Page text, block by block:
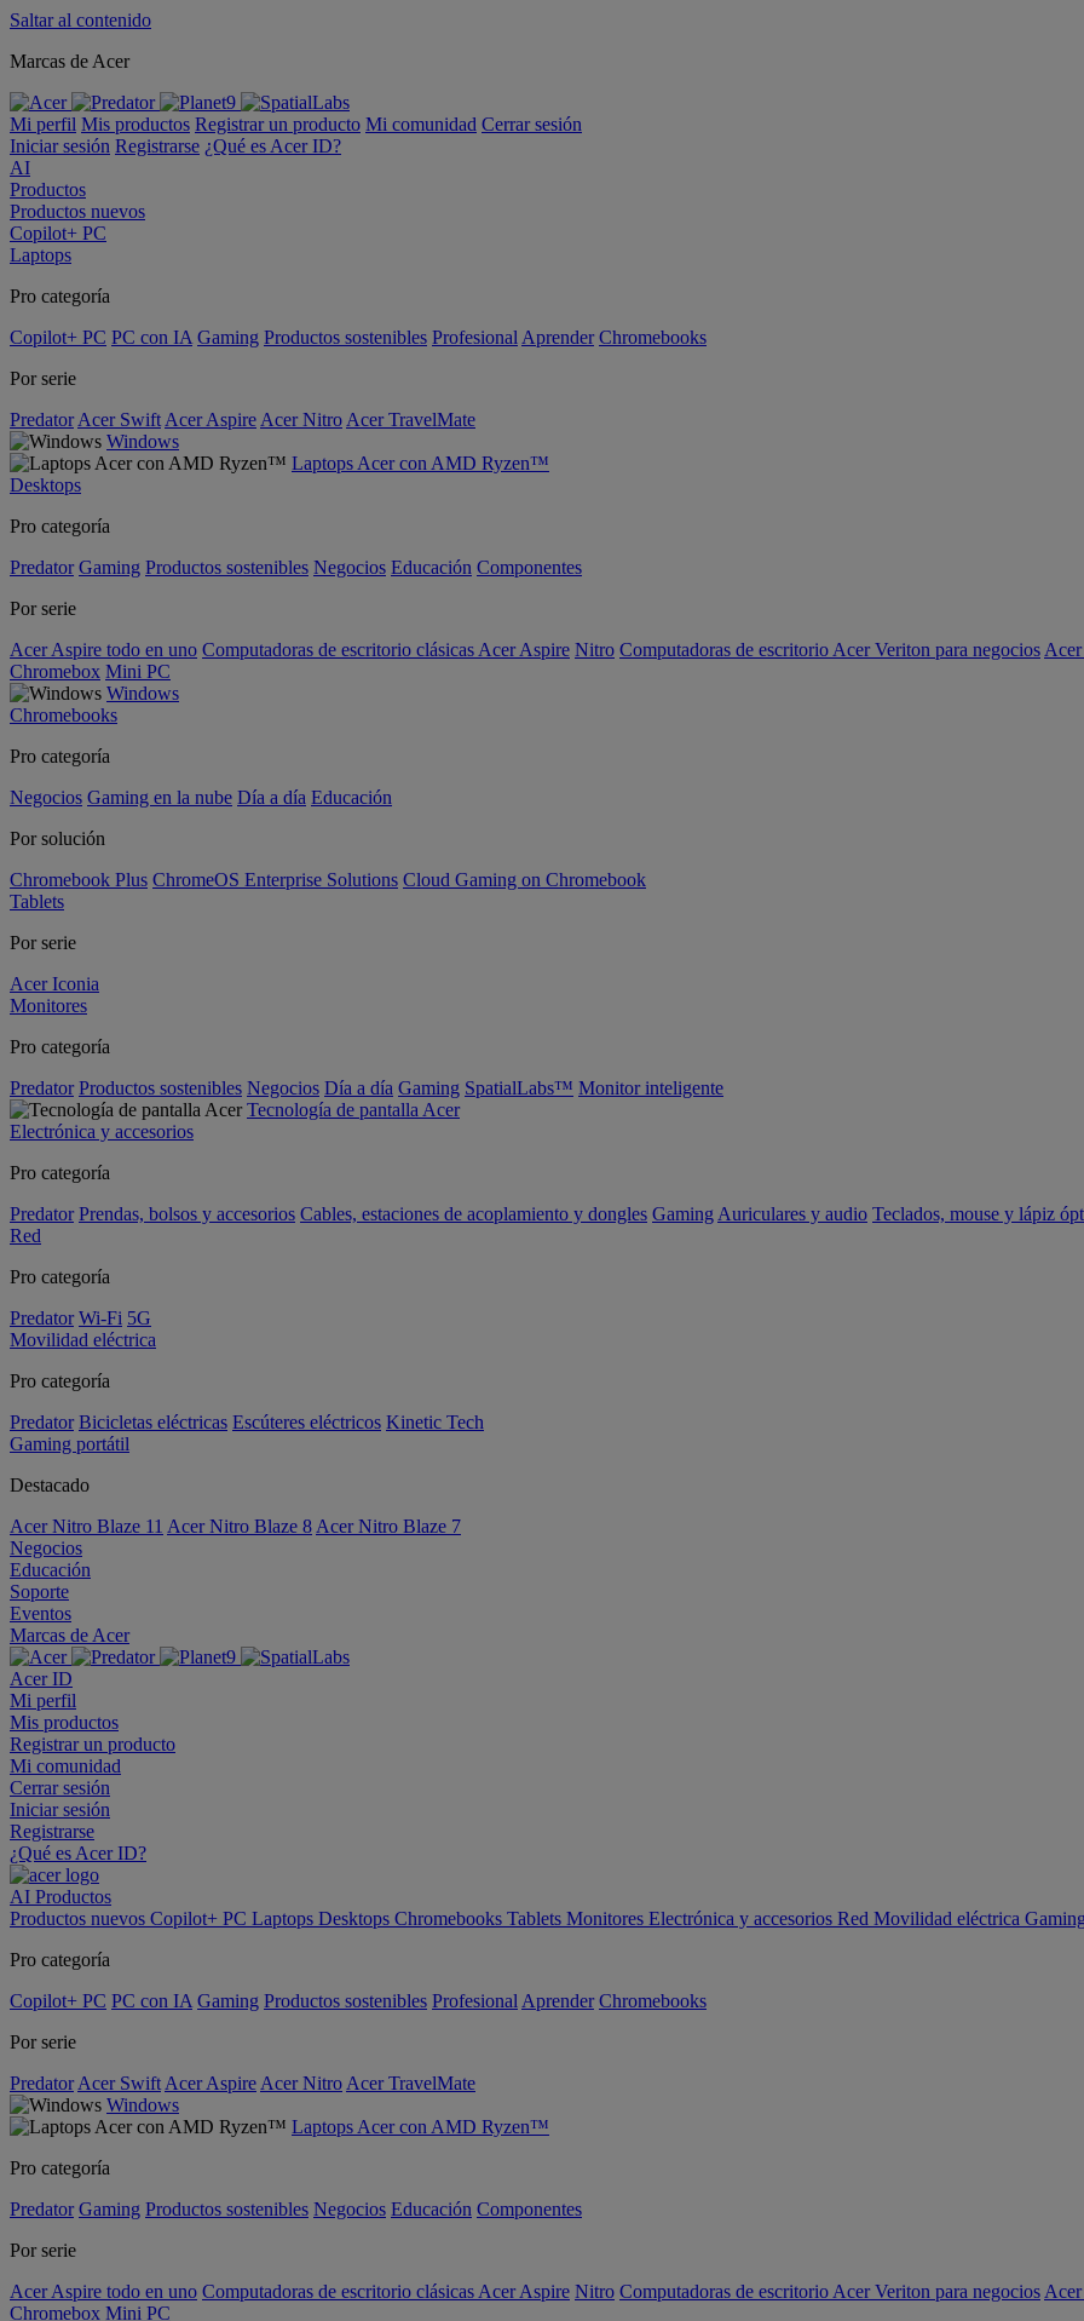
Saltar al contenido
Marcas de Acer
Mi perfil Mis productos Registrar un producto Mi comunidad Cerrar sesión
Iniciar sesión Registrarse ¿Qué es Acer ID?
AI
Productos
Productos nuevos
Copilot+ PC
Laptops
Pro categoría
Copilot+ PC PC con IA Gaming Productos sostenibles Profesional Aprender Chromebooks
Por serie
Predator Acer Swift Acer Aspire Acer Nitro Acer TravelMate
Windows
Laptops Acer con AMD Ryzen™
Desktops
Pro categoría
Predator Gaming Productos sostenibles Negocios Educación Componentes
Por serie
Acer Aspire todo en uno Computadoras de escritorio clásicas Acer Aspire Nitro Computadoras de escritorio Acer Veriton para negocios
Chromebox Mini PC
Windows
Chromebooks
Pro categoría
Negocios Gaming en la nube Día a día Educación
Por solución
Chromebook Plus ChromeOS Enterprise Solutions Cloud Gaming on Chromebook
Tablets
Por serie
Acer Iconia
Monitores
Pro categoría
Predator Productos sostenibles Negocios Día a día Gaming SpatialLabs™ Monitor inteligente
Tecnología de pantalla Acer
Electrónica y accesorios
Pro categoría
Predator Prendas, bolsos y accesorios Cables, estaciones de acoplamiento y dongles Gaming Auriculares y audio Teclados, mouse y lápiz
Red
Pro categoría
Predator Wi-Fi 5G
Movilidad eléctrica
Pro categoría
Predator Bicicletas eléctricas Escúteres eléctricos Kinetic Tech
Gaming portátil
Destacado
Acer Nitro Blaze 11 Acer Nitro Blaze 8 Acer Nitro Blaze 7
Negocios
Educación
Soporte
Eventos
Marcas de Acer
Acer ID
Mi perfil
Mis productos
Registrar un producto
Mi comunidad
Cerrar sesión
Iniciar sesión
Registrarse
¿Qué es Acer ID?
AI Productos
Productos nuevos Copilot+ PC Laptops Desktops Chromebooks Tablets Monitores Electrónica y accesorios Red Movilidad eléctrica
Pro categoría
Copilot+ PC PC con IA Gaming Productos sostenibles Profesional Aprender Chromebooks
Por serie
Predator Acer Swift Acer Aspire Acer Nitro Acer TravelMate
Windows
Laptops Acer con AMD Ryzen™
Pro categoría
Predator Gaming Productos sostenibles Negocios Educación Componentes
Por serie
Acer Aspire todo en uno Computadoras de escritorio clásicas Acer Aspire Nitro Computadoras de escritorio Acer Veriton para negocios
Chromebox Mini PC